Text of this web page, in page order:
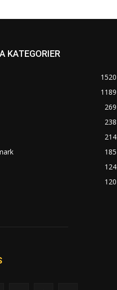
KATEGORIER
1520
1189
269
238
214
185
124
120